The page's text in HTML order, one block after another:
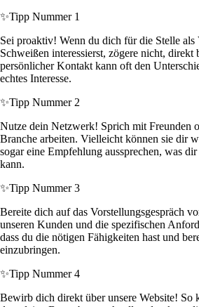
✨Tipp Nummer 1
Sei proaktiv! Wenn du dich für die Stelle
Schweißen interessierst, zögere nicht, direkt
persönlicher Kontakt kann oft den
echtes Interesse.
✨Tipp Nummer 2
Nutze dein Netzwerk! Sprich mit Freunden
Branche arbeiten. Vielleicht können sie dir
sogar eine Empfehlung aussprechen, was
kann.
✨Tipp Nummer 3
Bereite dich auf das Vorstellungsgespräch
unseren Kunden und die spezifischen
dass du die nötigen Fähigkeiten hast und
einzubringen.
✨Tipp Nummer 4
Bewirb dich direkt über unsere Website! So